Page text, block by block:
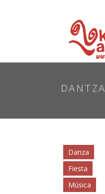
Danza
Fiesta
Música